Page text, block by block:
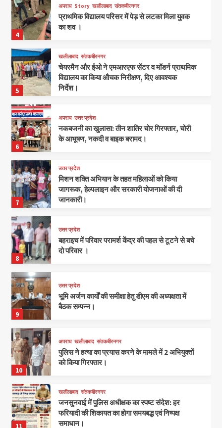
4
अपराध Story खलीलाबाद संतकबीरनगर
प्राथमिक विद्यालय परिसर में पेड़ से लटका मिला युवक
का शव ।
5
खलीलाबाद संतकबीरनगर
चेयरमैन और ईओ ने एमआरएफ सेंटर व मॉडर्न प्राथमिक
विद्यालय का किया औचक निरीक्षण, दिए आवश्यक
निर्देश।
6
अपराध उत्तर प्रदेश
नकबजनी का खुलासा: तीन शातिर चोर गिरफ्तार, चोरी
के आभूषण, नकदी व बाइक बरामद।
7
उत्तर प्रदेश
मिशन शक्ति अभियान के तहत महिलाओं को किया
जागरूक, हेल्पलाइन और सरकारी योजनाओं की दी
जानकारी।
8
उत्तर प्रदेश
बहराइच में परिवार परामर्श केंद्र की पहल से टूटने से बचे
दो परिवार ।
9
उत्तर प्रदेश
भूमि अर्जन कार्यों की समीक्षा हेतु डीएम की अध्यक्षता में
बैठक सम्पन्न।
10
अपराध खलीलाबाद संतकबीरनगर
पुलिस ने हत्या का प्रयास करने के मामले में 2 अभियुक्तों
को किया गिरफ्तार।
11
खलीलाबाद संतकबीरनगर
जनसुनवाई में पुलिस अधीक्षक का स्पष्ट संदेश: हर
फरियादी की शिकायत का होगा समयबद्ध एवं निष्पक्ष
समाधान।